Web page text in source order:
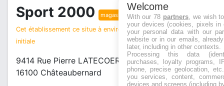
Sport 2000 magasin sport
Cet établissement ce situe à environ 18 km de votre recherche
initiale
9414 Rue Pierre LATECOERE ZAC FIEF DU ROY
16100 Châteaubernard
Welcome
With our 78 partners, we wish
your devices (cookies, pixels
your personal data with our
website or in our emails,
later, including in other contexts.
Processing this data
purchases, loyalty programs,
phone, precise geolocation,
you services, content,
devices and screens (including